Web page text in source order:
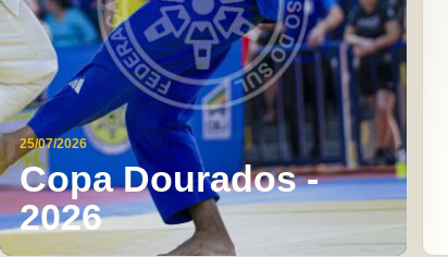
25/07/2026
Copa Dourados -
2026